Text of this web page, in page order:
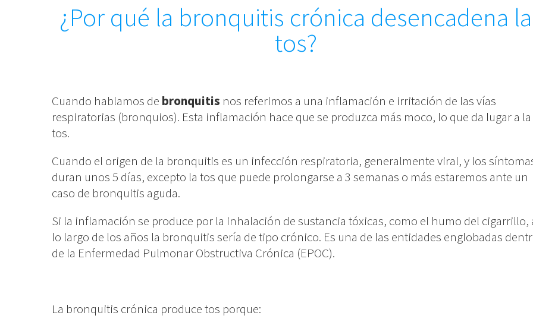
¿Por qué la bronquitis crónica desencadena la
tos?
Cuando hablamos de bronquitis nos referimos a una inflamación e irritación de las vías
respiratorias (bronquios). Esta inflamación hace que se produzca más moco, lo que da lugar a la
tos.
Cuando el origen de la bronquitis es un infección respiratoria, generalmente viral, y los
duran unos 5 días, excepto la tos que puede prolongarse a 3 semanas o más estaremos ante un
caso de bronquitis aguda.
Si la inflamación se produce por la inhalación de sustancia tóxicas, como el humo del cigarrillo,
lo largo de los años la bronquitis sería de tipo crónico. Es una de las entidades englobadas
de la Enfermedad Pulmonar Obstructiva Crónica (EPOC).
La bronquitis crónica produce tos porque: